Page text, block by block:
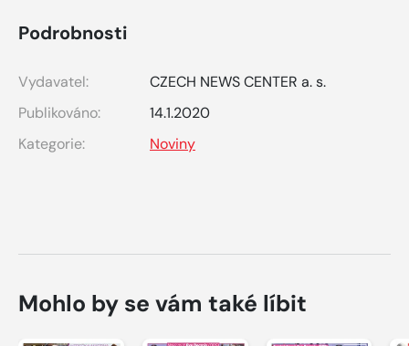
Podrobnosti
Vydavatel:
CZECH NEWS CENTER a. s.
Publikováno:
14.1.2020
Kategorie:
Noviny
Mohlo by se vám také líbit